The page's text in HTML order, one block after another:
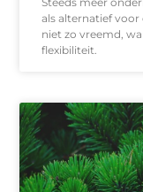
als alternatief
niet zo vreemd,
flexibiliteit.